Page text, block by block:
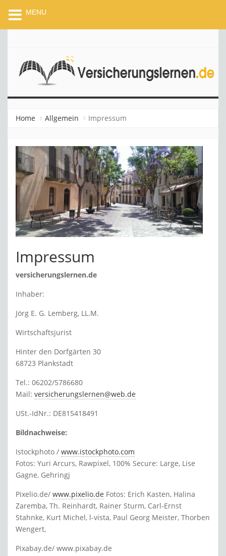
Home Allgemein Impressum
Impressum
versicherungslernen.de
Inhaber:
Jörg E. G. Lemberg, LL.M.
Wirtschaftsjurist
Hinter den Dorfgärten 30
68723 Plankstadt
Tel.: 06202/5786680
Mail: versicherungslernen@web.de
USt.-IdNr.: DE815418491
Bildnachweise:
Istockphoto / www.istockphoto.com
Fotos: Yuri Arcurs, Rawpixel, 100% Secure: Large, Lise
Gagne, Gehringj
Pixelio.de/ www.pixelio.de Fotos: Erich Kasten, Halina
Zaremba, Th. Reinhardt, Rainer Sturm, Carl-Ernst
Stahnke, Kurt Michel, l-vista, Paul Georg Meister, Thorben
Wengert,
Pixabay.de/ www.pixabay.de
MENU